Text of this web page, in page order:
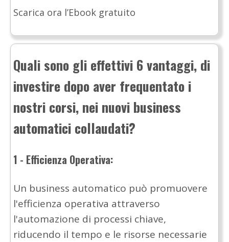
Scarica ora l’Ebook gratuito
Quali sono gli effettivi 6 vantaggi, di
investire dopo aver frequentato i
nostri corsi, nei nuovi business
automatici collaudati?
1 - Efficienza Operativa:
Un business automatico può promuovere
l'efficienza operativa attraverso
l'automazione di processi chiave,
riducendo il tempo e le risorse necessarie